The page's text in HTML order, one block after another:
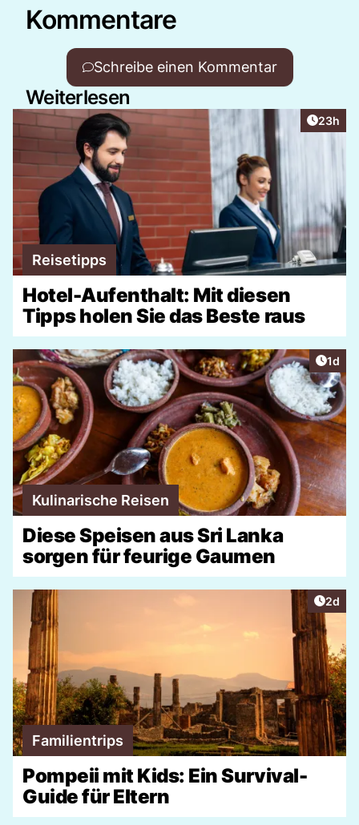
Kommentare
Schreibe einen Kommentar
Weiterlesen
Artikel
23h
Reisetipps
Hotel-Aufenthalt: Mit diesen
Tipps holen Sie das Beste raus
1d
Kulinarische Reisen
Diese Speisen aus Sri Lanka
sorgen für feurige Gaumen
2d
Familientrips
Pompeii mit Kids: Ein Survival-
Guide für Eltern